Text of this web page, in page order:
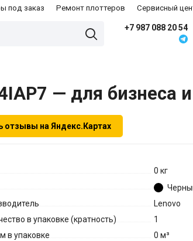
под заказ Ремонт плоттеров Сервисный
+7 987 088 20 54
— для бизнеса
отзывы на Яндекс.Картах
0 кг
Lenovo
в упаковке (кратность)
1
в упаковке
0 м³